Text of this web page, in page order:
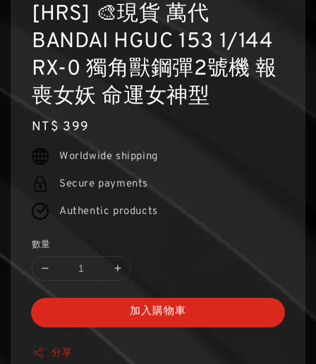
[HRS] 🎨現貨 萬代
BANDAI HGUC 153 1/144
RX-0 獨角獸鋼彈2號機 報
喪女妖 命運女神型
Regular
price
NT$ 399
Worldwide shipping
Secure payments
Authentic products
數量
加入購物車
分享